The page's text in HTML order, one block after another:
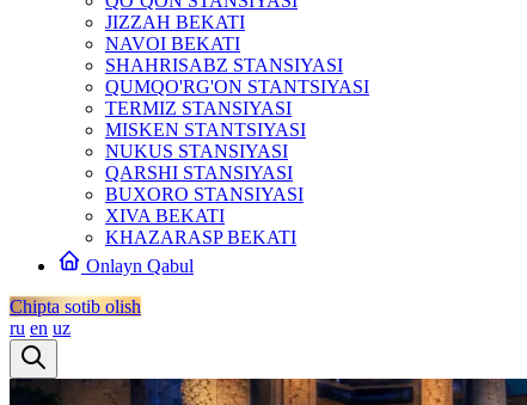
JIZZAH BEKATI
NAVOI BEKATI
SHAHRISABZ STANSIYASI
QUMQO'RG'ON STANTSIYASI
TERMIZ STANSIYASI
MISKEN STANTSIYASI
NUKUS STANSIYASI
QARSHI STANSIYASI
BUXORO STANSIYASI
XIVA BEKATI
KHAZARASP BEKATI
Onlayn Qabul
Chipta sotib olish
ru en uz